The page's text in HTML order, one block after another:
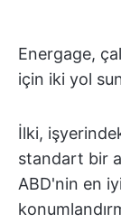
Energage,
için iki yol
İlki,
standart bir
ABD'nin en